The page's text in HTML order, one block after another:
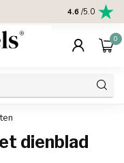
2 jaar
4.6 /5.0
0
dienblad